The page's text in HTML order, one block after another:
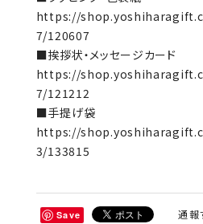
https://
7/120607
■挨拶状・メッセージカード
https://
7/121212
■手提げ袋
https://
3/133815
Save 通報